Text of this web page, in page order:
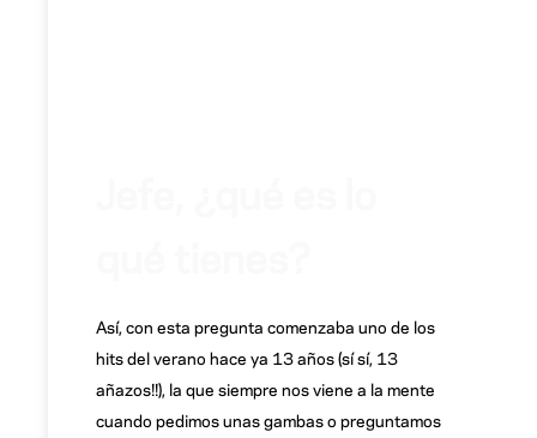
Así, con esta pregunta comenzaba uno de los
hits del verano hace ya 13 años (sí sí, 13
añazos!!), la que siempre nos viene a la mente
cuando pedimos unas gambas o preguntamos